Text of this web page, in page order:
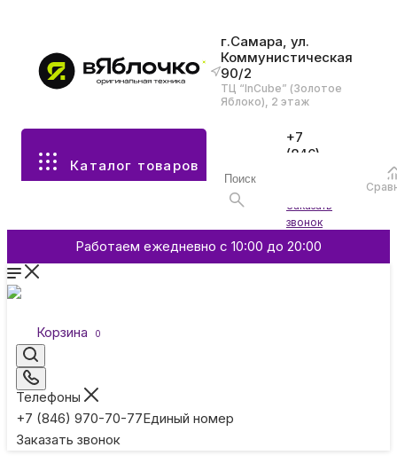
г.Самара, ул.
Коммунистическая
90/2
ТЦ “InCube” (Золотое
Яблоко), 2 этаж
Каталог товаров
+7
(846)
Заказать
звонок
Работаем ежедневно с 10:00 до 20:00
Корзина 0
Телефоны
+7 (846) 970-70-77Единый номер
Заказать звонок
Все разделы каталога
Аксессуары
Смартфоны и гаджеты